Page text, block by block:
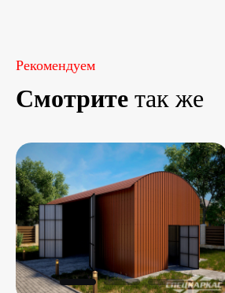
Рекомендуем
Смотрите так же